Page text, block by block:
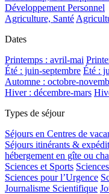
Développement Personnel
Agriculture, Santé
Dates
Printemps : avril-mai
Été : juin-septembre Été :
Automne : octobre-
Hiver : décembre-mars
Types de séjour
Séjours en Centres de
Séjours itinérants &
hébergement en gîte ou
Sciences et Sports
Sciences pour l’Urgence
Journalisme Scientifique